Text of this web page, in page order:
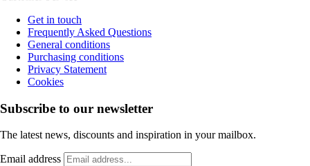
Get in touch
Frequently Asked Questions
General conditions
Purchasing conditions
Privacy Statement
Cookies
Subscribe to our newsletter
The latest news, discounts and inspiration in your mailbox.
Email address